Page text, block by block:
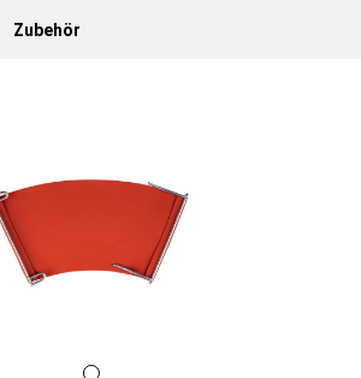
Zubehör